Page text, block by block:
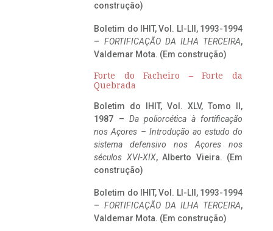
construção)
Boletim do IHIT, Vol. LI-LII, 1993-1994
– FORTIFICAÇÃO DA ILHA TERCEIRA,
Valdemar Mota. (Em construção)
Forte do Facheiro – Forte da
Quebrada
Boletim do IHIT, Vol. XLV, Tomo II,
1987 – Da poliorcética à fortificação
nos Açores – Introdução ao estudo do
sistema defensivo nos Açores nos
séculos XVI-XIX, Alberto Vieira. (Em
construção)
Boletim do IHIT, Vol. LI-LII, 1993-1994
– FORTIFICAÇÃO DA ILHA TERCEIRA,
Valdemar Mota. (Em construção)